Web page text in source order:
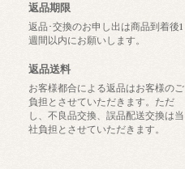
返品期限
返品･交換のお申し出は商品到着後1
週間以内にお願いします。
返品送料
お客様都合による返品はお客様のご
負担とさせていただきます。ただ
し、不良品交換、誤品配送交換は当
社負担とさせていただきます。